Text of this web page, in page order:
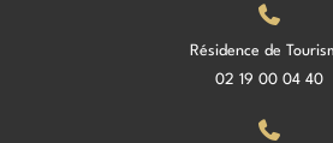
Résidence de
02 19 00 04 40